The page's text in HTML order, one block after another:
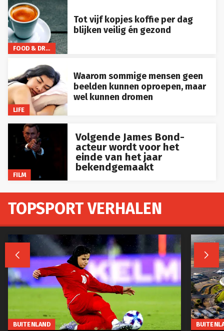
FOOD & DRINKS
Tot vijf kopjes koffie per dag
blijken veilig én gezond
LIFE
Waarom sommige mensen geen
beelden kunnen oproepen, maar
wel kunnen dromen
FILM
Volgende James Bond-
acteur wordt voor het
einde van het jaar
bekendgemaakt
TOPSPORT VERHALEN
 
BUITENLAND